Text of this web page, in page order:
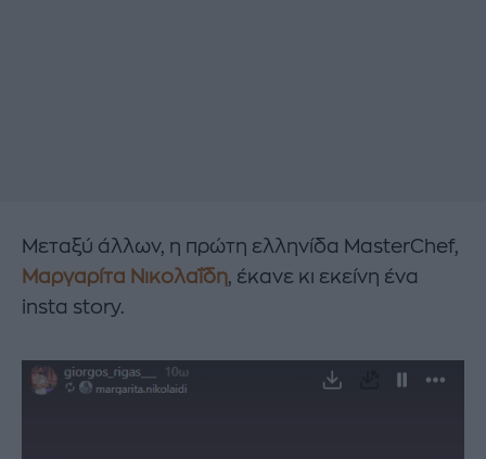
Μεταξύ άλλων, η πρώτη ελληνίδα MasterChef,
Μαργαρίτα Νικολαΐδη, έκανε κι εκείνη ένα
insta story.